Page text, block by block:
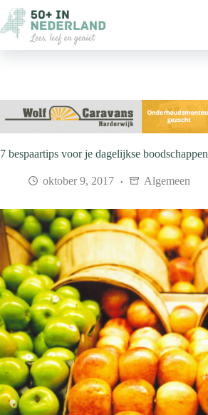
naar
de
inhoud
7 bespaartips voor je dagelijkse boodschappen
oktober 9, 2017 Algemeen